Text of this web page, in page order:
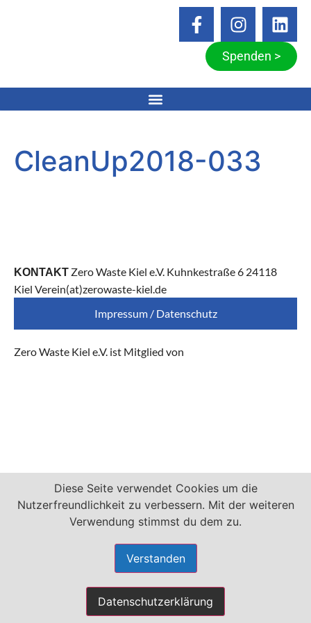
Spenden >
CleanUp2018-033
KONTAKT Zero Waste Kiel e.V. Kuhnkestraße 6 24118
Kiel Verein(at)zerowaste-kiel.de
Impressum / Datenschutz
Zero Waste Kiel e.V. ist Mitglied von
Diese Seite verwendet Cookies um die
Nutzerfreundlichkeit zu verbessern. Mit der weiteren
Verwendung stimmst du dem zu.
Verstanden
Datenschutzerklärung